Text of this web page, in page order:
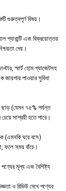
গুরুত্বপূর্ণ বিষয়।
গ্যারান্টি এবং বিক্রয়োত্তর
দেয়।
স্মার্ট হোম গ্যাজেটসহ
জায়গায় পাওয়ার সুবিধা
ছাড় (যেমন ৭৫% পর্যন্ত
সাশ্রয়ী হতে পারে।
(এমনকি ঘরে বসে)
ফলে সময় বাঁচে।
মূল্য এবং বৈশিষ্ট্য
ও রিভিউ দেখে পণ্যের